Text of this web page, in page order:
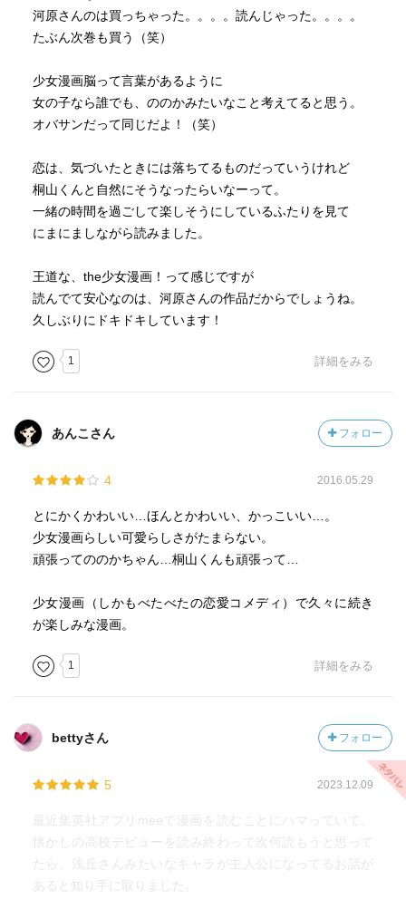
河原さんのは買っちゃった。。。。読んじゃった。。。。
たぶん次巻も買う（笑）
少女漫画脳って言葉があるように
女の子なら誰でも、ののかみたいなこと考えてると思う。
オバサンだって同じだよ！（笑）
恋は、気づいたときには落ちてるものだっていうけれど
桐山くんと自然にそうなったらいなーって。
一緒の時間を過ごして楽しそうにしているふたりを見て
にまにましながら読みました。
王道な、the少女漫画！って感じですが
読んでて安心なのは、河原さんの作品だからでしょうね。
久しぶりにドキドキしています！
1 詳細をみる
あんこさん フォロー
4 2016.05.29
とにかくかわいい…ほんとかわいい、かっこいい…。
少女漫画らしい可愛らしさがたまらない。
頑張ってののかちゃん…桐山くんも頑張って…
少女漫画（しかもべたべたの恋愛コメディ）で久々に続き
が楽しみな漫画。
1 詳細をみる
bettyさん フォロー
5 2023.12.09
最近集英社アプリmeeで漫画を読むことにハマっていて。
懐かしの高校デビューを読み終わって次何読もうと思って
たら、浅丘さんみたいなキャラが主人公になってるお話が
あると知り手に取りました。